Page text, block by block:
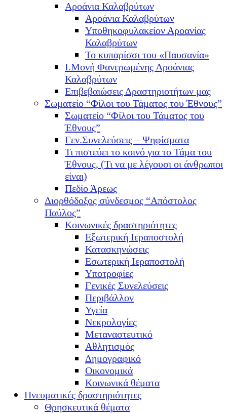
Αροάνια Καλαβρύτων
Αροάνια Καλαβρύτων
Υποθηκοφυλακείον Αροανίας
Καλαβρύτων
Το κυπαρίσσι του «Παυσανία»
Ι.Μονή Φανερωμένης Αροάνιας
Καλαβρύτων
Επιβεβαιώσεις Δραστηριοτήτων μας
Σωματείο “Φίλοι του Τάματος του Έθνους”
Σωματείο “Φίλοι του Τάματος του
Έθνους”
Γεν.Συνελεύσεις – Ψηφίσματα
Τι πιστεύει το κοινό για το Τάμα του
Έθνους, (Τι να με λέγουσι οι άνθρωποι
είναι)
Πεδίο Άρεως
Διορθόδοξος σύνδεσμος “Απόστολος
Παύλος”
Κοινωνικές δραστηριότητες
Εξωτερική Ιεραποστολή
Κατασκηνώσεις
Εσωτερική Ιεραποστολή
Υποτροφίες
Γενικές Συνελεύσεις
Περιβάλλον
Υγεία
Νεκρολογίες
Μεταναστευτικό
Αθλητισμός
Δημογραφικό
Οικονομικά
Κοινωνικά θέματα
Πνευματικές δραστηριότητες
Θρησκευτικά θέματα